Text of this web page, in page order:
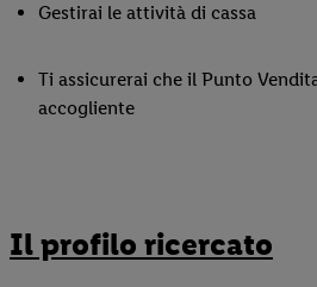
Gestirai le attività di cassa
Ti assicurerai che il Punto
accogliente
Il profilo ricercato